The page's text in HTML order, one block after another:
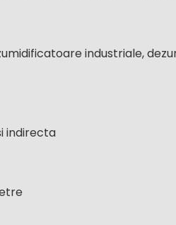
industriale,
indirecta